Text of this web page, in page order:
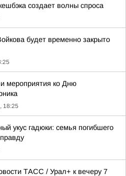
создает волны спроса
будет временно закрыто
мероприятия ко Дню
18:25
укус гадюки: семья погибшего
ТАСС / Урал+ к вечеру 7